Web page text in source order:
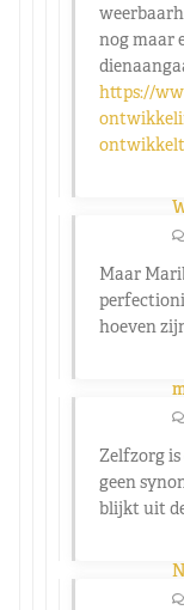
nog maar
https://
Maar
hoeven
Zelfzorg
geen
blijkt uit